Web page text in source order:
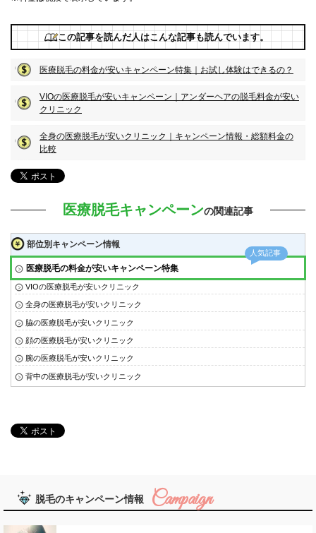
この記事を読んだ人はこんな記事も読んでいます。
医療脱毛の料金が安いキャンペーン特集｜お試し体験はできるの？
VIOの医療脱毛が安いキャンペーン｜アンダーヘアの脱毛料金が安い
クリニック
全身の医療脱毛が安いクリニック｜キャンペーン情報・総額料金の
比較
医療脱毛キャンペーンの関連記事
部位別キャンペーン情報
医療脱毛の料金が安いキャンペーン特集
VIOの医療脱毛が安いクリニック
全身の医療脱毛が安いクリニック
脇の医療脱毛が安いクリニック
顔の医療脱毛が安いクリニック
腕の医療脱毛が安いクリニック
背中の医療脱毛が安いクリニック
脱毛のキャンペーン情報